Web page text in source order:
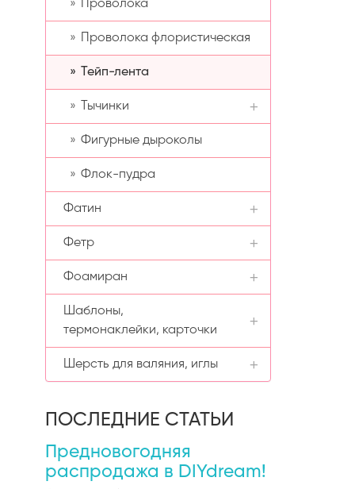
Блестящие эластичные
ленты
Однотонные эластичные
ленты
Эластичные ленты с
рисунком
Проволока
Проволока флористическая
Тейп-лента
Тычинки
Сахарные тычинки
Тычинки с блёстками
Матовые тычинки
Глянцевые тычинки
Фигурные дыроколы
Флок-пудра
Фатин
Фатин однотонный
Фатин декоративный
Фетр
Корейский фетр
Жесткий фетр
Мягкий фетр
Фетровые кружочки
Фоамиран
Глиттерный фоамиран
Иранский фоамиран
Иранский фоамиран
Иранский фоамиран
скидка (некоторые цвета)
Китайский фоамиран
Шаблоны,
термонаклейки, карточки
Заготовки из фанеры
Шаблоны
Шерсть для валяния, иглы
Шерсть для валяния
ПОСЛЕДНИЕ СТАТЬИ
Предновогодняя
распродажа в DIYdream!